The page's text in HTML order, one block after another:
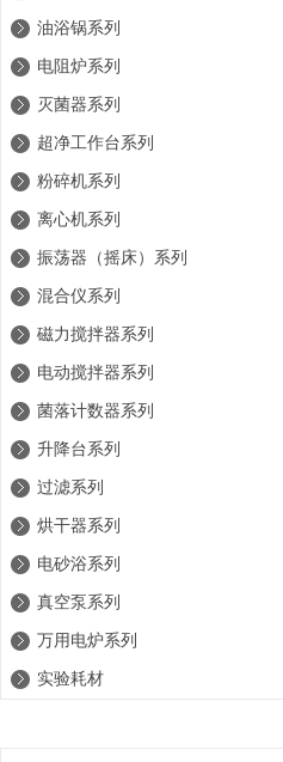
油浴锅系列
电阻炉系列
灭菌器系列
超净工作台系列
粉碎机系列
离心机系列
振荡器（摇床）系列
混合仪系列
磁力搅拌器系列
电动搅拌器系列
菌落计数器系列
升降台系列
过滤系列
烘干器系列
电砂浴系列
真空泵系列
万用电炉系列
实验耗材